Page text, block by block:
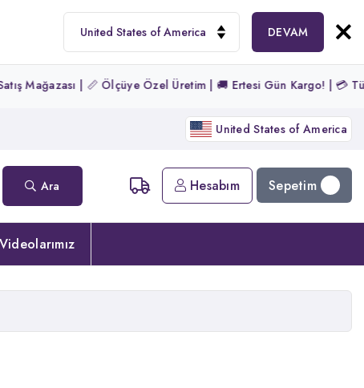
DEVAM
| 📏 Ölçüye Özel Üretim | 🚚 Ertesi Gün Kargo! | 💳 Tüm
United States of America
Ara Hesabım Sepetim